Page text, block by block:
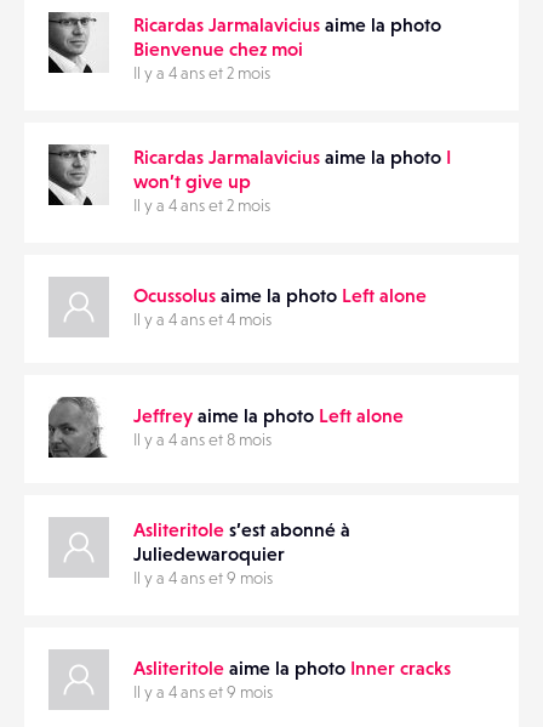
Ricardas Jarmalavicius aime la photo
Bienvenue chez moi
Il y a 4 ans et 2 mois
Ricardas Jarmalavicius aime la photo I
won’t give up
Il y a 4 ans et 2 mois
Ocussolus aime la photo Left alone
Il y a 4 ans et 4 mois
Jeffrey aime la photo Left alone
Il y a 4 ans et 8 mois
Asliteritole s’est abonné à
Juliedewaroquier
Il y a 4 ans et 9 mois
Asliteritole aime la photo Inner cracks
Il y a 4 ans et 9 mois